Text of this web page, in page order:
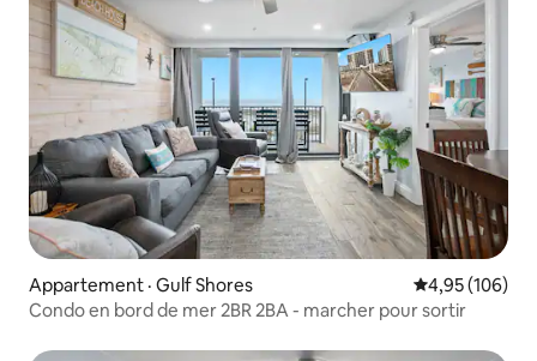
Appartement · Gulf Shores Note
4,95 (106)
Condo en bord de mer 2BR 2BA - marcher pour sortir